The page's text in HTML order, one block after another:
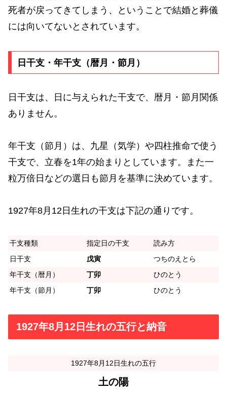
死者が戻ってきてしまう、ということで結婚と葬儀
には向いてないとされています。
日干支・年干支（暦月・節月）
日干支は、日に与えられた干支で、暦月・節月関係
ありません。
年干支（節月）は、九星（気学）や四柱推命で使う
干支で、立春を1年の始まりとしています。また一
粒万倍日などの選日も節月を基準に決めています。
1927年8月12日生れの干支は下記の通りです。
干支種類 指定日の干支
読み方
日干支
戊寅
つちのえとら
年干支（暦月）
丁卯
ひのとう
年干支（節月）
丁卯 ひのとう
1927年8月12日生れの五行と納音
1927年8月12日生れの五行
土の陽